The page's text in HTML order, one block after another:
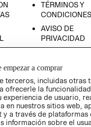
TÉRMINOS Y
CONDICIONES
AVISO DE
PRIVACIDAD
AVISO DE
LIBRO DE
empezar a comprar
terceros, incluidas otras
ofrecerle la
de usuario,
en nuestros sitios web,
a través de plataformas
información sobre el